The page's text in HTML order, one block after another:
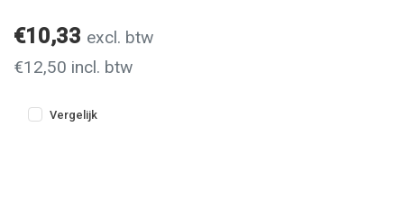
€10,33 excl. btw
€12,50 incl. btw
Vergelijk